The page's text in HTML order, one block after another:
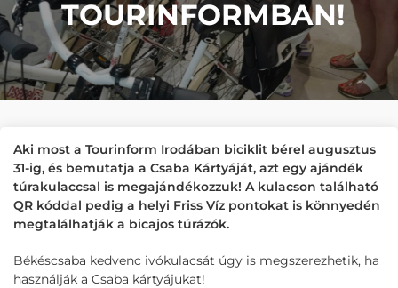
TOURINFORMBAN!
Aki most a Tourinform Irodában biciklit bérel augusztus
31-ig, és bemutatja a Csaba Kártyáját, azt egy ajándék
túrakulaccsal is megajándékozzuk! A kulacson található
QR kóddal pedig a helyi Friss Víz pontokat is könnyedén
megtalálhatják a bicajos túrázók.
Békéscsaba kedvenc ivókulacsát úgy is megszerezhetik, ha
használják a Csaba kártyájukat!